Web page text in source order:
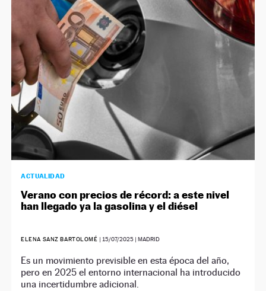
ACTUALIDAD
Verano con precios de récord: a este nivel
han llegado ya la gasolina y el diésel
ELENA SANZ BARTOLOMÉ | 15/07/2025| MADRID
Es un movimiento previsible en esta época del año,
pero en 2025 el entorno internacional ha introducido
una incertidumbre adicional.